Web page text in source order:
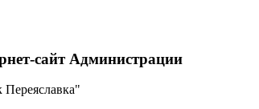
сайт Администрации
Переяславка"